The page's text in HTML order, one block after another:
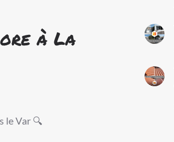
à La
le Var 🔍